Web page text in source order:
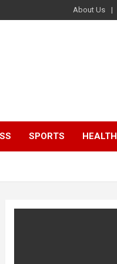
About Us
SPORTS HEALTH